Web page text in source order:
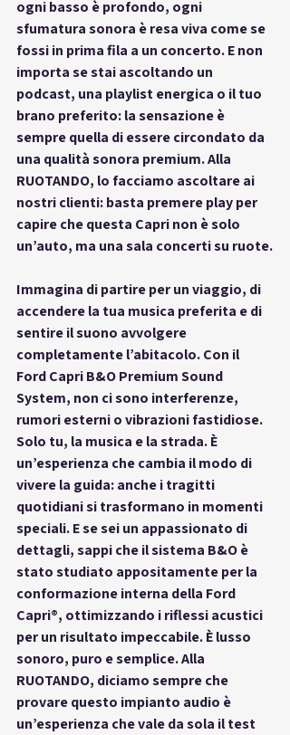
ogni basso è profondo, ogni
sfumatura sonora è resa viva come se
fossi in prima fila a un concerto. E non
importa se stai ascoltando un
podcast, una playlist energica o il tuo
brano preferito: la sensazione è
sempre quella di essere circondato da
una qualità sonora premium. Alla
RUOTANDO, lo facciamo ascoltare ai
nostri clienti: basta premere play per
capire che questa Capri non è solo
un’auto, ma una sala concerti su ruote.
Immagina di partire per un viaggio, di
accendere la tua musica preferita e di
sentire il suono avvolgere
completamente l’abitacolo. Con il
Ford Capri B&O Premium Sound
System, non ci sono interferenze,
rumori esterni o vibrazioni fastidiose.
Solo tu, la musica e la strada. È
un’esperienza che cambia il modo di
vivere la guida: anche i tragitti
quotidiani si trasformano in momenti
speciali. E se sei un appassionato di
dettagli, sappi che il sistema B&O è
stato studiato appositamente per la
conformazione interna della Ford
Capri®, ottimizzando i riflessi acustici
per un risultato impeccabile. È lusso
sonoro, puro e semplice. Alla
RUOTANDO, diciamo sempre che
provare questo impianto audio è
un’esperienza che vale da sola il test